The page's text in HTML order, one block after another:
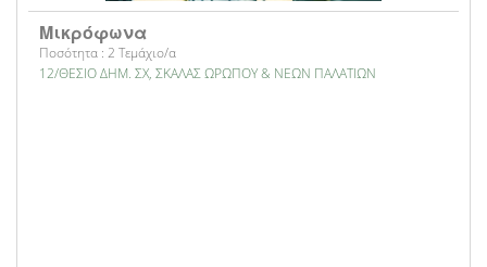
Μικρόφωνα
Ποσότητα : 2 Τεμάχιο/α
12/ΘΕΣΙΟ ΔΗΜ. ΣΧ, ΣΚΑΛΑΣ ΩΡΩΠΟΥ & ΝΕΩΝ ΠΑΛΑΤΙΩΝ